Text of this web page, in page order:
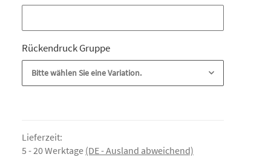
Rückendruck Gruppe
Bitte wählen Sie eine Variation.
Lieferzeit:
5 - 20 Werktage (DE - Ausland abweichend)